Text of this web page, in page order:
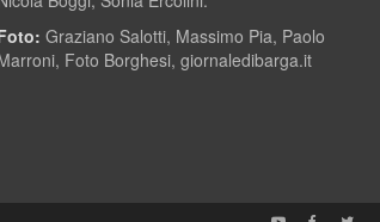
Graziano Salotti, Massimo Pia, Paolo
Foto Borghesi, giornaledibarga.it